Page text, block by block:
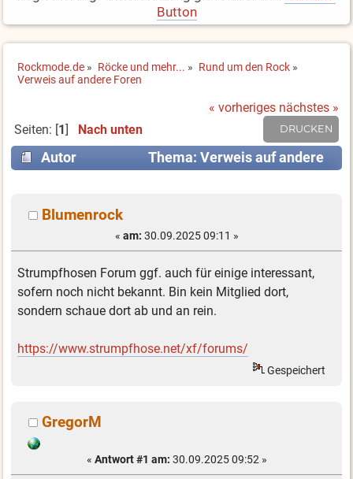
Button
Rockmode.de » Röcke und mehr... » Rund um den Rock »
Verweis auf andere Foren
« vorheriges nächstes »
DRUCKEN
Seiten: [1] Nach unten
Autor
Thema: Verweis auf andere
Blumenrock
« am: 30.09.2025 09:11 »
Strumpfhosen Forum ggf. auch für einige interessant,
sofern noch nicht bekannt. Bin kein Mitglied dort,
sondern schaue dort ab und an rein.
https://www.strumpfhose.net/xf/forums/
Gespeichert
GregorM
« Antwort #1 am: 30.09.2025 09:52 »